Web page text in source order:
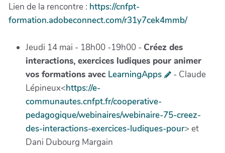
Lien de la rencontre : https://cnfpt-
formation.adobeconnect.com/r31y7cek4mmb/
Jeudi 14 mai - 18h00 -19h00 - Créez des
interactions, exercices ludiques pour animer
vos formations avec LearningApps
- Claude
Lépineux<https://e-
communautes.cnfpt.fr/cooperative-
pedagogique/webinaires/webinaire-75-creez-
des-interactions-exercices-ludiques-pour> et
Dani Dubourg Margain